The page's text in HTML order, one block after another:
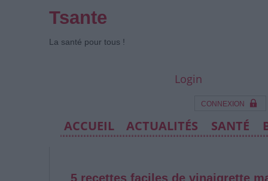
Tsante
La santé pour tous !
Login
CONNEXION
ACCUEIL ACTUALITÉS SANTÉ
5 recettes faciles de vinaigrette